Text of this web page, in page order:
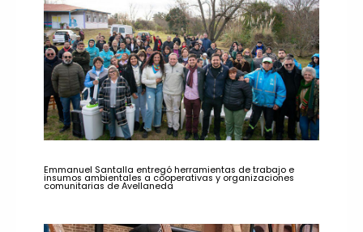
Emmanuel Santalla entregó herramientas de trabajo e
insumos ambientales a cooperativas y organizaciones
comunitarias de Avellaneda